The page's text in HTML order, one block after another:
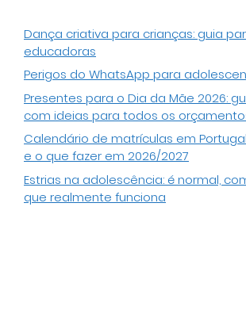
Dança criativa para crianças: guia
educadoras
Perigos do WhatsApp para
Presentes para o Dia da Mãe 2026:
com ideias para todos os
Calendário de matrículas em
e o que fazer em 2026/2027
Estrias na adolescência: é normal,
que realmente funciona